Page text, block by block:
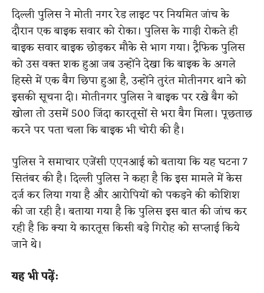
दिल्ली पुलिस ने मोती नगर रेड लाइट पर नियमित जांच के
दौरान एक बाइक सवार को रोका। पुलिस के गाड़ी रोकते ही
बाइक सवार बाइक छोड़कर मौके से भाग गया। ट्रैफिक पुलिस
को उस वक्त शक हुआ जब उन्होंने देखा कि बाइक के अगले
हिस्से में एक बैग छिपा हुआ है, उन्होंने तुरंत मोतीनगर थाने को
इसकी सूचना दी। मोतीनगर पुलिस ने बाइक पर रखे बैग को
खोला तो उसमें 500 जिंदा कारतूसों से भरा बैग मिला। पूछताछ
करने पर पता चला कि बाइक भी चोरी की है।
पुलिस ने समाचार एजेंसी एएनआई को बताया कि यह घटना 7
सितंबर की है। दिल्ली पुलिस ने कहा है कि इस मामले में केस
दर्ज कर लिया गया है और आरोपियों को पकड़ने की कोशिश
की जा रही है। बताया गया है कि पुलिस इस बात की जांच कर
रही है कि क्या ये कारतूस किसी बड़े गिरोह को सप्लाई किये
जाने थे।
यह भी पढ़ें: